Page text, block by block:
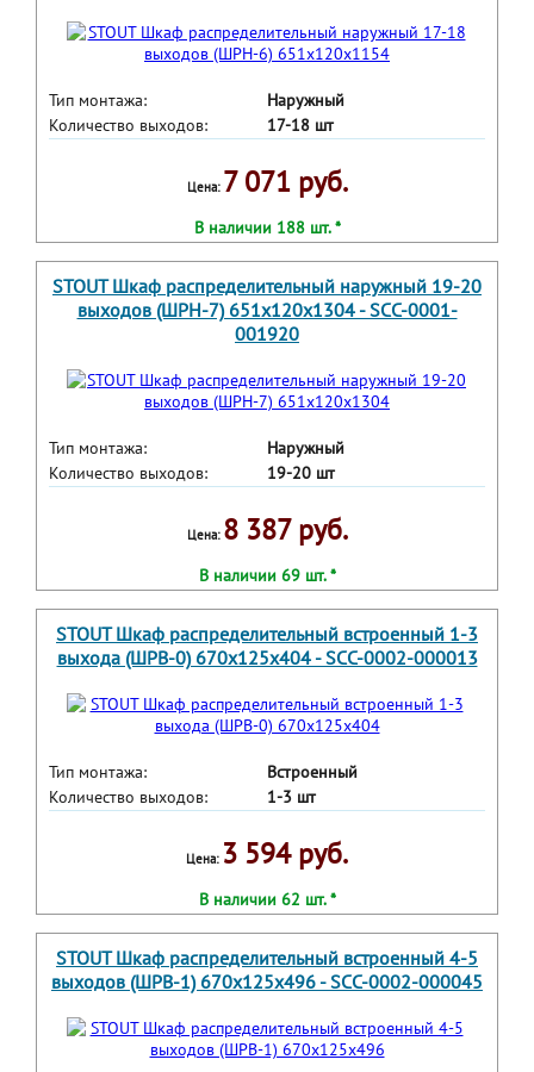
Тип монтажа:
Наружный
Количество выходов:
17-18 шт
Цена: 7 071 руб.
В наличии 188 шт. *
STOUT Шкаф распределительный наружный 19-20
выходов (ШРН-7) 651х120х1304 - SCC-0001-
001920
Тип монтажа:
Наружный
Количество выходов:
19-20 шт
Цена: 8 387 руб.
В наличии 69 шт. *
STOUT Шкаф распределительный встроенный 1-3
выхода (ШРВ-0) 670х125х404 - SCC-0002-000013
Тип монтажа:
Встроенный
Количество выходов:
1-3 шт
Цена: 3 594 руб.
В наличии 62 шт. *
STOUT Шкаф распределительный встроенный 4-5
выходов (ШРВ-1) 670х125х496 - SCC-0002-000045